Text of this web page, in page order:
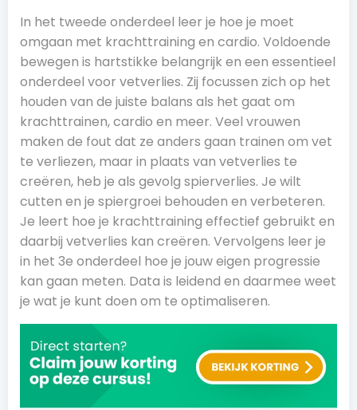
In het tweede onderdeel leer je hoe je moet
omgaan met krachttraining en cardio. Voldoende
bewegen is hartstikke belangrijk en een essentieel
onderdeel voor vetverlies. Zij focussen zich op het
houden van de juiste balans als het gaat om
krachttrainen, cardio en meer. Veel vrouwen
maken de fout dat ze anders gaan trainen om vet
te verliezen, maar in plaats van vetverlies te
creëren, heb je als gevolg spierverlies. Je wilt
cutten en je spiergroei behouden en verbeteren.
Je leert hoe je krachttraining effectief gebruikt en
daarbij vetverlies kan creëren. Vervolgens leer je
in het 3e onderdeel hoe je jouw eigen progressie
kan gaan meten. Data is leidend en daarmee weet
je wat je kunt doen om te optimaliseren.